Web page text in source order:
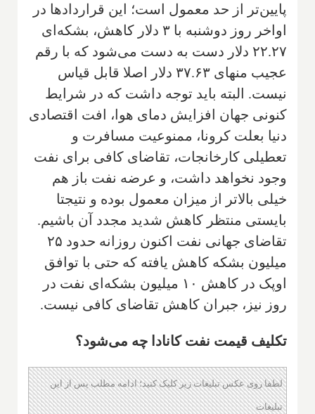
پایین‌تر از حد معمول است؛ این قراردادها در
اواخر روز دوشنبه با ۳ دلار کاهش، بشکه‌ای
۲۲.۲۷ دلار دست به دست می‌شود که با رقم
عجیب منهای ۳۷.۶۳ دلار اصلا قابل قیاس
نیست. البته باید توجه داشت که در شرایط
کنونی جهان افزایش دمای هوا، افت اقتصادی
دنیا بعلت کرونا، ممنوعیت مسافرت و
تعطیلی کارخانجات، تقاضای کافی برای نفت
وجود نخواهد داشت، و عرضه نفت باز هم
خیلی بالاتر از میزان معمول بوده و نتیجتا
بایستی منتظر کاهش شدید مجدد آن باشیم.
تقاضای جهانی نفت اکنون روزانه حدود ۲۵
میلیون بشکه کاهش یافته که حتی با توافق
اوپک در کاهش ۱۰ میلیون بشکه‌ای نفت در
روز نیز، جبران کاهش تقاضای کافی نیست.
تکلیف قیمت نفت کانادا چه می‌شود؟
لطفا روی عکس تبلیغات زیر کلیک کنید؛ ادامه مطلب پس از این
تبلیغات